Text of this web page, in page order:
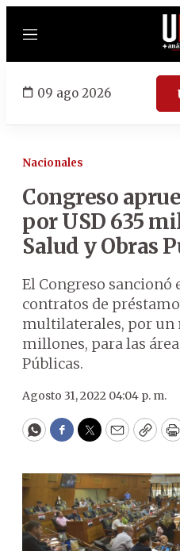
Menú
09 ago 2026
Nacionales
Congreso
por USD 635
Salud y Obras
El Congreso sancionó
contratos de
multilaterales, por un
millones, para las
Públicas.
Agosto 31, 2022 04:04 p. m.
WhatsApp
Facebook
Twitter
EmailCopy